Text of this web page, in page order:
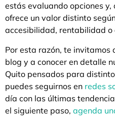
estás evaluando opciones
ofrece un valor distinto
accesibilidad, rentabilidad
Por esta razón, te invitamos
blog y a conocer en detalle
Quito pensados para
puedes seguirnos en redes
día con las últimas
el siguiente paso, agenda